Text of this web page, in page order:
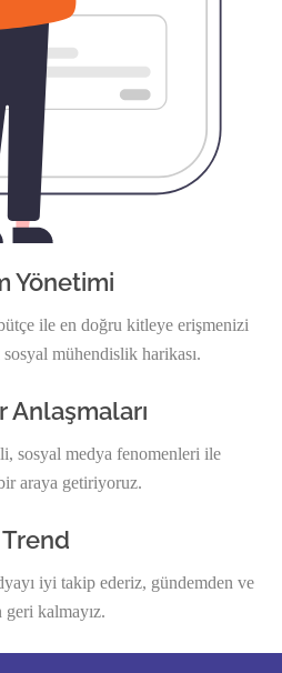
Yönetimi
ile en doğru kitleye erişmenizi
sosyal mühendislik harikası.
Anlaşmaları
sosyal medya fenomenleri ile
araya getiriyoruz.
iyi takip ederiz, gündemden ve
geri kalmayız.